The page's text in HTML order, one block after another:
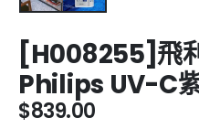
[H008255]飛
Philips UV-C
$839.00